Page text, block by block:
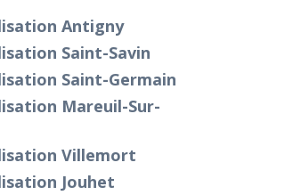
Antigny
Saint-Savin
Saint-Germain
Mareuil-Sur-
Villemort
Jouhet